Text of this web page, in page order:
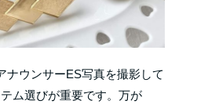
ナウンサーES写真を撮影して
ム選びが重要です。万が